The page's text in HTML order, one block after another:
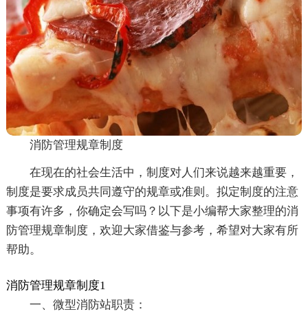
消防管理规章制度
在现在的社会生活中，制度对人们来说越来越重要，
制度是要求成员共同遵守的规章或准则。拟定制度的注意
事项有许多，你确定会写吗？以下是小编帮大家整理的消
防管理规章制度，欢迎大家借鉴与参考，希望对大家有所
帮助。
消防管理规章制度1
一、微型消防站职责：